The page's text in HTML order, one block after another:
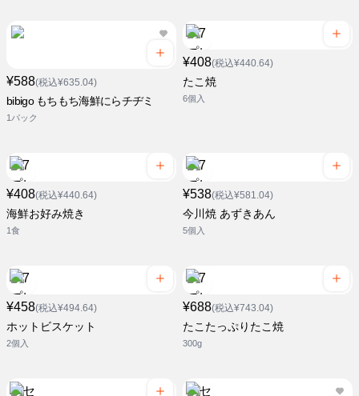
¥588(税込¥635.04)
bibigo もちもち海鮮にらチヂミ
1パック
¥408(税込¥440.64)
たこ焼
6個入
¥408(税込¥440.64)
海鮮お好み焼き
1食
¥538(税込¥581.04)
今川焼 あずきあん
5個入
¥458(税込¥494.64)
ホットビスケット
2個入
¥688(税込¥743.04)
たこたっぷりたこ焼
300g